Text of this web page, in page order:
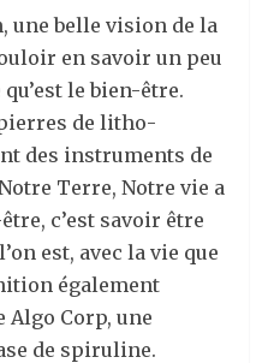
une belle vision de la
en savoir un peu
le bien-être.
de litho-
des instruments de
Terre, Notre vie a
c’est savoir être
est, avec la vie que
également
Algo Corp, une
de spiruline.